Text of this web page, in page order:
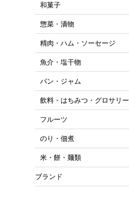
和菓子
惣菜・漬物
精肉・ハム・ソーセージ
魚介・塩干物
パン・ジャム
飲料・はちみつ・グロサリー
フルーツ
のり・佃煮
米・餅・麺類
ブランド